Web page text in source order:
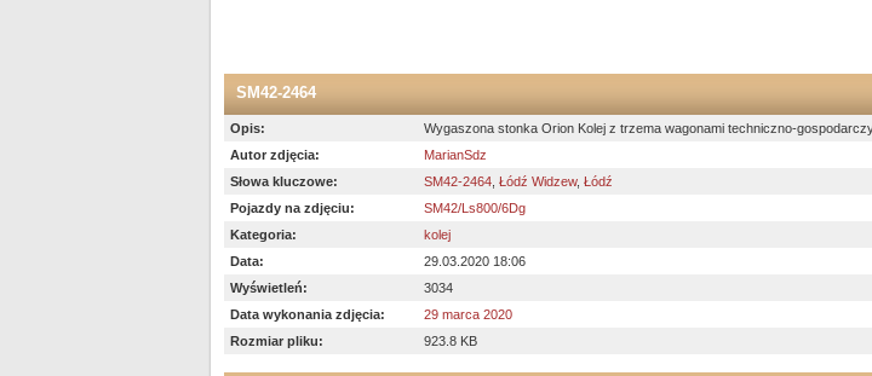
SM42-2464
Opis:
Wygaszona stonka Orion Kolej z trzema wagonami techniczno-
Autor zdjęcia:
MarianSdz
Słowa kluczowe:
SM42-2464 Łódź Widzew, Łódź
Pojazdy na zdjęciu:
SM42/Ls800/6Dg
Kategoria:
kolej
Data:
29.03.2020 18:06
Wyświetleń:
3034
Data wykonania zdjęcia:
29 marca 2020
Rozmiar pliku:
923.8 KB